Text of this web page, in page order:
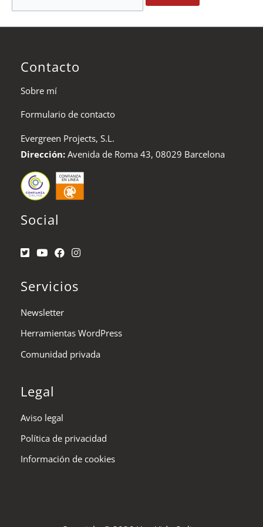
Contacto
Sobre mí
Formulario de contacto
Evergreen Projects, S.L.
Dirección: Avenida de Roma 43, 08029 Barcelona
Social
Servicios
Newsletter
Herramientas WordPress
Comunidad privada
Legal
Aviso legal
Política de privacidad
Información de cookies